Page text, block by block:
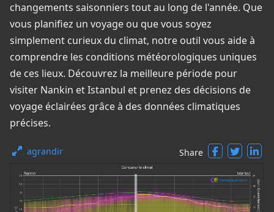
changements saisonniers tout au long de l'année. Que
vous planifiez un voyage ou que vous soyez
simplement curieux du climat, notre outil vous aide à
comprendre les conditions météorologiques uniques
de ces lieux. Découvrez la meilleure période pour
visiter Nankin et Istanbul et prenez des décisions de
voyage éclairées grâce à des données climatiques
précises.
agrandir Share